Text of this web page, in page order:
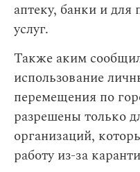
аптеку, банки и
услуг.
Также аким
использование
перемещения по
разрешены только
организаций,
работу из-за